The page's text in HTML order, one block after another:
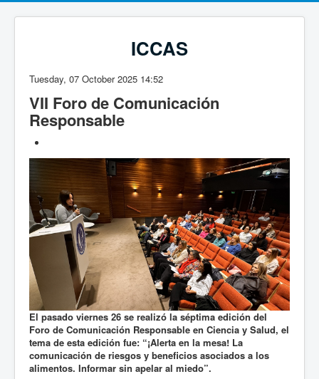
ICCAS
Tuesday, 07 October 2025 14:52
VII Foro de Comunicación
Responsable
El pasado viernes 26 se realizó la séptima edición del
Foro de Comunicación Responsable en Ciencia y Salud, el
tema de esta edición fue: “¡Alerta en la mesa! La
comunicación de riesgos y beneficios asociados a los
alimentos. Informar sin apelar al miedo”.